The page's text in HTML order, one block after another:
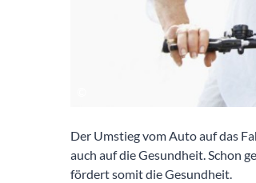
Der Umstieg vom Auto auf das
auch auf die Gesundheit. Schon
fördert somit die Gesundheit.